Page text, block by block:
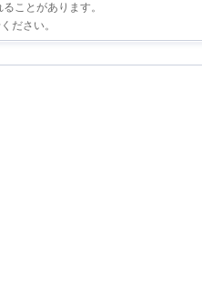
ことがあります。
ださい。